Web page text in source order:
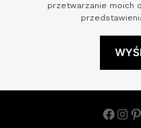
przetwarzanie moich
Facebook Instagram Pinterest